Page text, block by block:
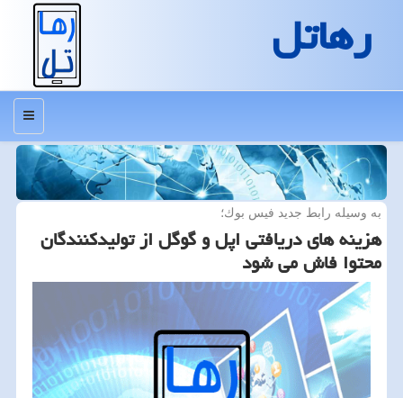
رهاتل
منو
به وسیله رابط جدید فیس بوك؛
هزینه های دریافتی اپل و گوگل از تولیدكنندگان
محتوا فاش می شود